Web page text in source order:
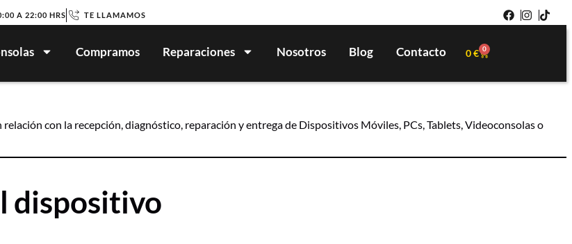
A 22:00 HRS TE LLAMAMOS
Compramos Reparaciones Nosotros Blog Contacto 0€ 0
relación con la recepción, diagnóstico, reparación y entrega de Dispositivos Móviles, PCs, Tablets, Videoconsolas o
dispositivo